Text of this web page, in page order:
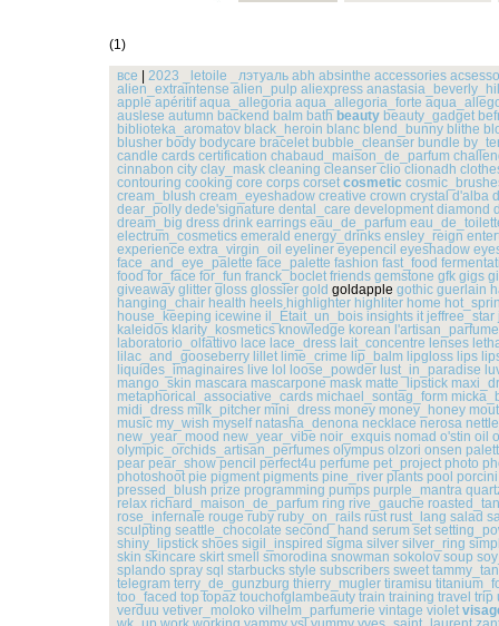
(1)
все 2023 _letoile _лэтуаль abh absinthe accessories
alien_extraintense alien_pulp aliexpress
apple apéritif aqua_allegoria aqua_allegoria_forte
auslese autumn backend balm bath beauty beauty_gadget
biblioteka_aromatov black_heroin blanc blend_bunny blithe
blusher body bodycare bracelet bubble_cleanser bundle
candle cards certification chabaud_maison_de_parfum
cinnabon city clay_mask cleaning cleanser clio clionadh
contouring cooking core corps corset cosmetic
cream_blush cream_eyeshadow creative crown crystal d'alba
dear_polly dede'signature dental_care development diamond
dream_big dress drink earrings eau_de_parfum
electrum_cosmetics emerald energy_drinks ensley_reign
experience extra_virgin_oil eyeliner eyepencil eyeshadow
face_and_eye_palette face_palette fashion fast_food
food for_face for_fun franck_boclet friends gemstone gfk gigs
giveaway glitter gloss glossier gold goldapple gothic guerlain
hanging_chair health heels highlighter highliter home
house_keeping icewine il_Était_un_bois insights it jeffree_star
kaleidos klarity_kosmetics knowledge korean
laboratorio_olfattivo lace lace_dress lait_concentre lenses
lilac_and_gooseberry lillet lime_crime lip_balm lipgloss lips
liquides_imaginaires live lol loose_powder lust_in_paradise
mango_skin mascara mascarpone mask matte_lipstick
metaphorical_associative_cards michael_sontag_form
midi_dress milk_pitcher mini_dress money money_honey
music my_wish myself natasha_denona necklace nerosa
new_year_mood new_year_vibe noir_exquis nomad o'stin oil
olympic_orchids_artisan_perfumes olympus olzori onsen
pear pear_show pencil perfect4u perfume pet_project photo
photoshoot pie pigment pigments pine_river plants pool porcini
pressed_blush prize programming pumps purple_mantra
relax richard_maison_de_parfum ring rive_gauche
rose_infernale rouge ruby ruby_on_rails rust rust_lang salad
sculpting seattle_chocolate second_hand serum set
shiny_lipstick shoes sigil_inspired sigma silver silver_ring
skin skincare skirt smell smorodina snowman sokolov soup
splando spray sql starbucks style subscribers sweet
telegram terry_de_gunzburg thierry_mugler tiramisu
too_faced top topaz touchofglambeauty train training travel trip
verduu vetiver_moloko vilhelm_parfumerie vintage violet